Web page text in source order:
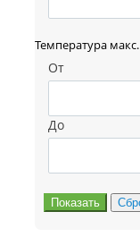
Температура макс.
От
До